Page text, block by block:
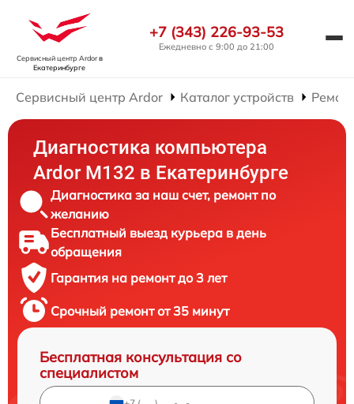
Сервисный центр Ardorв
Екатеринбурге
+7 (343) 226-93-53
Ежедневно с 9:00 до 21:00
Сервисный центр Ardor Каталог устройств
Диагностика компьютера
Ardor M132 в Екатеринбурге
Диагностика за наш счет, ремонт по
желанию
Бесплатный выезд курьера в день
обращения
Гарантия на ремонт до 3 лет
Срочный ремонт от 35 минут
Бесплатная консультация со
специалистом